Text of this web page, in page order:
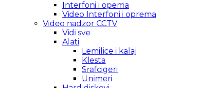
Interfoni i opema
Video Interfoni i oprema
Video nadzor CCTV
Vidi sve
Alati
Lemilice i kalaj
Klesta
Srafcigeri
Unimeri